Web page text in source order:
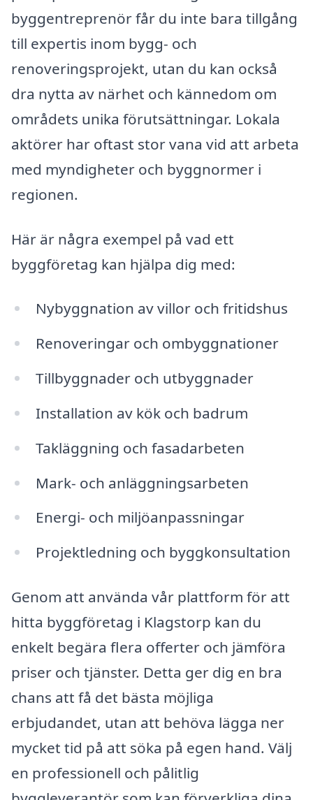
byggentreprenör får du inte bara tillgång
till expertis inom bygg- och
renoveringsprojekt, utan du kan också
dra nytta av närhet och kännedom om
områdets unika förutsättningar. Lokala
aktörer har oftast stor vana vid att arbeta
med myndigheter och byggnormer i
regionen.
Här är några exempel på vad ett
byggföretag kan hjälpa dig med:
Nybyggnation av villor och fritidshus
Renoveringar och ombyggnationer
Tillbyggnader och utbyggnader
Installation av kök och badrum
Takläggning och fasadarbeten
Mark- och anläggningsarbeten
Energi- och miljöanpassningar
Projektledning och byggkonsultation
Genom att använda vår plattform för att
hitta byggföretag i Klagstorp kan du
enkelt begära flera offerter och jämföra
priser och tjänster. Detta ger dig en bra
chans att få det bästa möjliga
erbjudandet, utan att behöva lägga ner
mycket tid på att söka på egen hand. Välj
en professionell och pålitlig